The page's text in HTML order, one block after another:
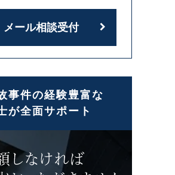
メール相談受付
事件の経験豊富な
が全面サポート